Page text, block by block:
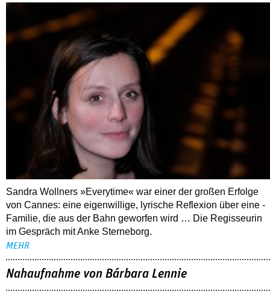
Sandra Wollners »Everytime« war einer der großen Erfolge
von Cannes: eine eigenwillige, lyrische Reflexion über eine ­
Familie, die aus der Bahn geworfen wird … Die Regisseurin
im Gespräch mit Anke Sterneborg.
MEHR
Nahaufnahme von Bárbara Lennie